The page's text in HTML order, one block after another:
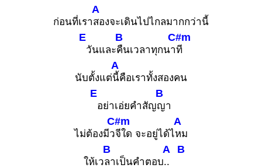
ก่อนที่เรา
A
สองจะเดินไปไกลมากกว่านี้
E
วันและ
B
คืนเวลาทุกนา
C#m
ที
นับตั้งแต่
A
นี้คือเราทั้งสองคน
E
อย่าเอ่ยคำสัญ
B
ญา
ไม่ต้องมีว
C#m
จีใด จะอยู่ได้ไ
A
หม
ให้เว
B
ลาเป็นคำตอบ
A
..
B